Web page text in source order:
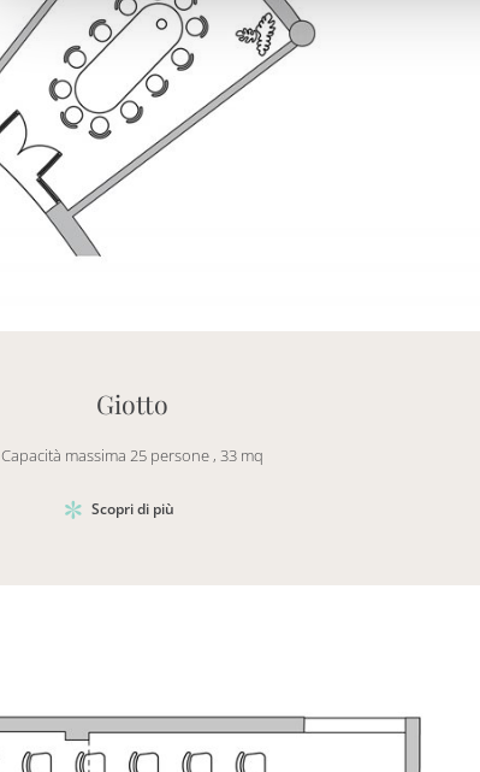
Giotto
Capacità massima 25 persone , 33 mq
Scopri di più